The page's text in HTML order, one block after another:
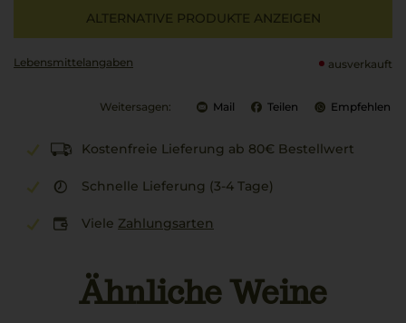
ALTERNATIVE PRODUKTE ANZEIGEN
Lebensmittel­angaben ausverkauft
Weitersagen: Mail Teilen Empfehlen
Kostenfreie Lieferung ab 80€ Bestellwert
Schnelle Lieferung (3-4 Tage)
Viele Zahlungsarten
Ähnliche Weine